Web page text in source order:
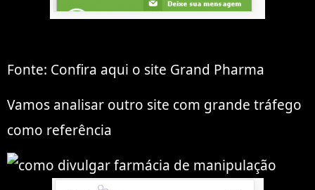
Fonte: Confira aqui o site Grand Pharma
Vamos analisar outro site com grande tráfego
como referência